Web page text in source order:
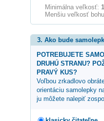
Minimálna veľkosť:
Menšiu veľkosť
3. Ako bude
POTREBUJETE
DRUHÚ STRANU?
PRAVÝ KUS?
Voľbou zrkadlovo
orientáciu samolepky
ju môžete nalepiť